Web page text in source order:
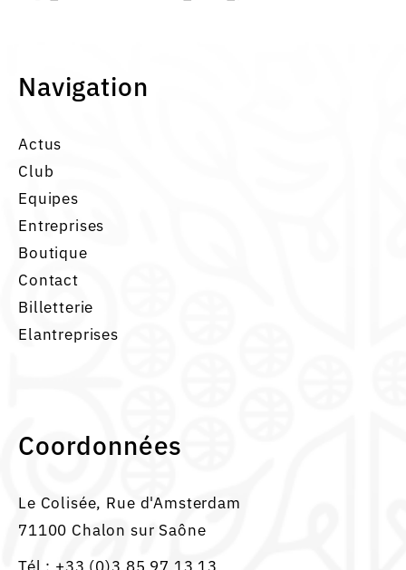
Navigation
Actus
Club
Equipes
Entreprises
Boutique
Contact
Billetterie
Elantreprises
Coordonnées
Le Colisée, Rue d'Amsterdam
71100 Chalon sur Saône